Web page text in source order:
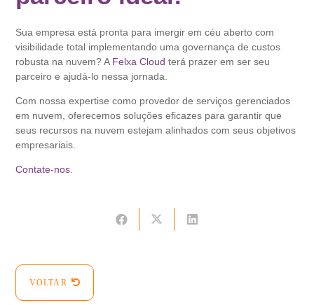
Sua empresa está pronta para imergir em céu aberto com
visibilidade total implementando uma governança de custos
robusta na nuvem? A Felxa Cloudterá prazer em ser seu
parceiro e ajudá-lo nessa jornada.
Com nossa expertise como provedor de serviços gerenciados
em nuvem, oferecemos soluções eficazes para garantir que
seus recursos na nuvem estejam alinhados com seus objetivos
empresariais.
Contate-nos
VOLTAR